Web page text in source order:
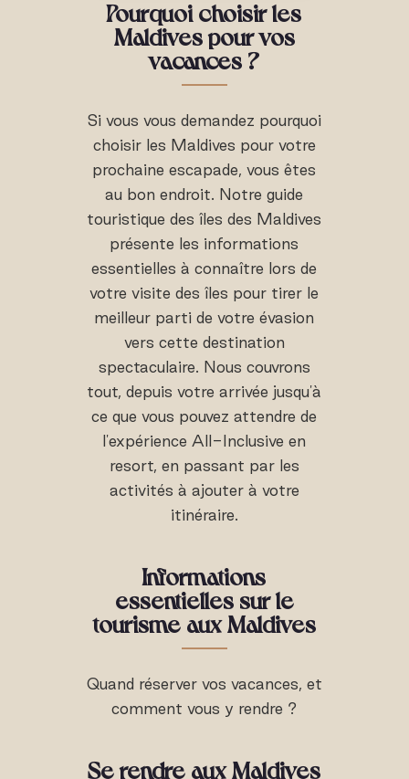
Pourquoi choisir les
Maldives pour vos
vacances ?
Si vous vous demandez pourquoi
choisir les Maldives pour votre
prochaine escapade, vous êtes
au bon endroit. Notre guide
touristique des îles des Maldives
présente les informations
essentielles à connaître lors de
votre visite des îles pour tirer le
meilleur parti de votre évasion
vers cette destination
spectaculaire. Nous couvrons
tout, depuis votre arrivée jusqu'à
ce que vous pouvez attendre de
l'expérience All-Inclusive en
resort, en passant par les
activités à ajouter à votre
itinéraire.
Informations
essentielles sur le
tourisme aux Maldives
Quand réserver vos vacances, et
comment vous y rendre ?
Se rendre aux Maldives